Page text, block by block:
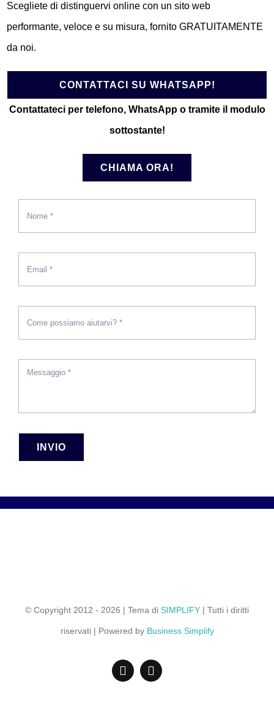
Scegliete di distinguervi online con un sito web
performante, veloce e su misura, fornito GRATUITAMENTE
da noi.
CONTATTACI SU WHATSAPP!
Contattateci per telefono, WhatsApp o tramite il modulo
sottostante!
CHIAMA ORA!
INVIO
© Copyright 2012 - 2026 | Tema di SIMPLIFY | Tutti i diritti
riservati | Powered by Business Simplify